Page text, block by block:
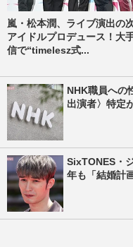
嵐・松本潤、ライブ演出の
アイドルプロデュース！大
信で“timelesz式...
NHK職員への
出演者〉特定
SixTONES・
年も「結婚計